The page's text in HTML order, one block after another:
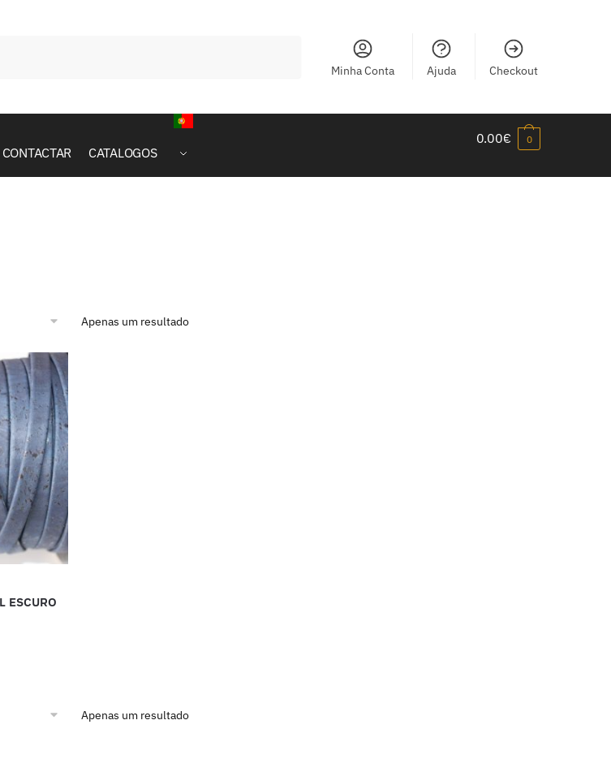
Minha Conta Ajuda Checkout
CONTACTAR CATALOGOS
0.00€ 0
Apenas um resultado
ESCURO
Apenas um resultado